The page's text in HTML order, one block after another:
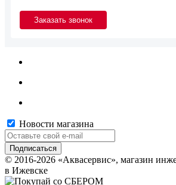
Новости магазина
© 2016-2026 «Аквасервис», магазин
в Ижевске